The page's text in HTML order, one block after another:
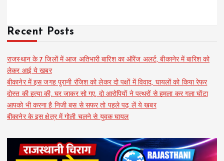
Recent Posts
राजस्थान के 7 जिलों में आज अतिभारी बारिश का ऑरेंज अलर्ट, बीकानेर में बारिश को
लेकर आई ये खबर
बीकानेर में इस जगह पुरानी रंजिश को लेकर दो पक्षों में विवाद, घायलों को किया रेफर
दोस्त की हत्या की, घर जाकर सो गए, दो आरोपियों ने पत्थरों से हमला कर गला घोंटा
आपको भी करना है निजी बस से सफर तो पहले पढ़ लें ये खबर
बीकानेर के इस क्षेत्र में गोली चलने से युवक घायल